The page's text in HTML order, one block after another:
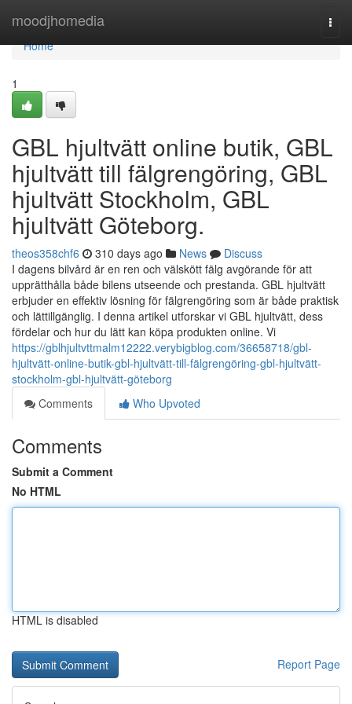
moodjhomedia
Home
Home
1
GBL hjultvätt online butik, GBL
hjultvätt till fälgrengöring, GBL
hjultvätt Stockholm, GBL
hjultvätt Göteborg.
theos358chf6 310 days ago News
Discuss
I dagens bilvård är en ren och välskött fälg avgörande för att
upprätthålla både bilens utseende och prestanda. GBL hjultvätt
erbjuder en effektiv lösning för fälgrengöring som är både praktisk
och lättillgänglig. I denna artikel utforskar vi GBL hjultvätt, dess
fördelar och hur du lätt kan köpa produkten online. Vi
https://gblhjultvttmalm12222.verybigblog.com/36658718/gbl-
hjultvätt-online-butik-gbl-hjultvätt-till-fälgrengöring-gbl-hjultvätt-
stockholm-gbl-hjultvätt-göteborg
Comments
Who Upvoted
Comments
Submit a Comment
No HTML
HTML is disabled
Report Page